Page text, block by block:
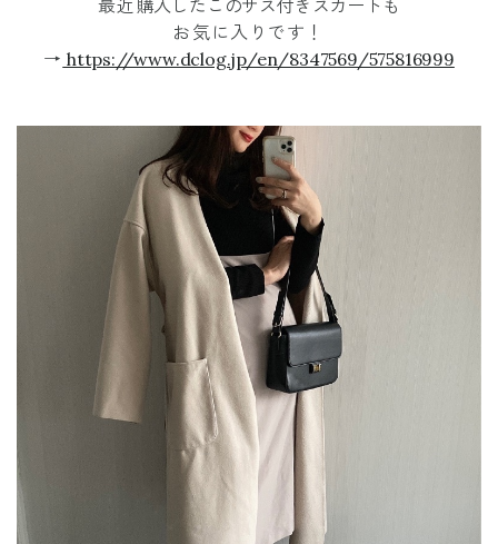
最近 購入したこのサス付きスカートも
お気に入りです！
→ https://www.dclog.jp/en/8347569/575816999